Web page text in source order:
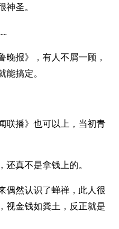
圣。
晚报》，有人不屑一顾，
搞定。
联播》也可以上，当初青
真不是拿钱上的。
偶然认识了蝉禅，此人很
视金钱如粪土，反正就是